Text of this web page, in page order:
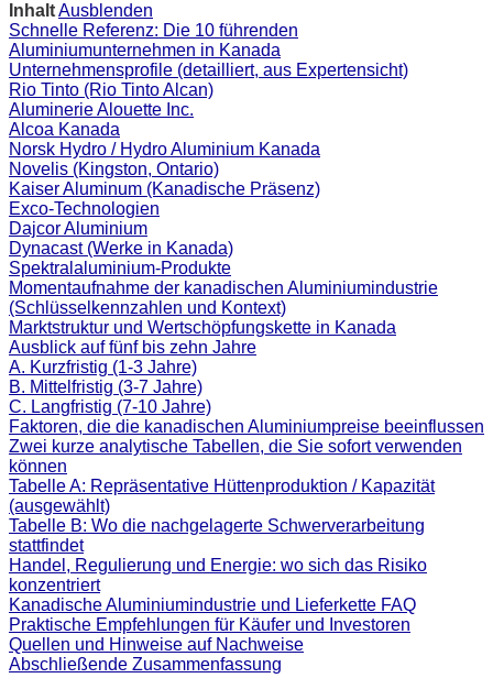
InhaltAusblenden
Schnelle Referenz: Die 10 führenden
Aluminiumunternehmen in Kanada
Unternehmensprofile (detailliert, aus Expertensicht)
Rio Tinto (Rio Tinto Alcan)
Aluminerie Alouette Inc.
Alcoa Kanada
Norsk Hydro / Hydro Aluminium Kanada
Novelis (Kingston, Ontario)
Kaiser Aluminum (Kanadische Präsenz)
Exco-Technologien
Dajcor Aluminium
Dynacast (Werke in Kanada)
Spektralaluminium-Produkte
Momentaufnahme der kanadischen Aluminiumindustrie
(Schlüsselkennzahlen und Kontext)
Marktstruktur und Wertschöpfungskette in Kanada
Ausblick auf fünf bis zehn Jahre
A. Kurzfristig (1-3 Jahre)
B. Mittelfristig (3-7 Jahre)
C. Langfristig (7-10 Jahre)
Faktoren, die die kanadischen Aluminiumpreise beeinflussen
Zwei kurze analytische Tabellen, die Sie sofort verwenden
können
Tabelle A: Repräsentative Hüttenproduktion / Kapazität
(ausgewählt)
Tabelle B: Wo die nachgelagerte Schwerverarbeitung
stattfindet
Handel, Regulierung und Energie: wo sich das Risiko
konzentriert
Kanadische Aluminiumindustrie und Lieferkette FAQ
Praktische Empfehlungen für Käufer und Investoren
Quellen und Hinweise auf Nachweise
Abschließende Zusammenfassung